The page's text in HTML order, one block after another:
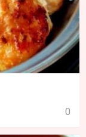
0